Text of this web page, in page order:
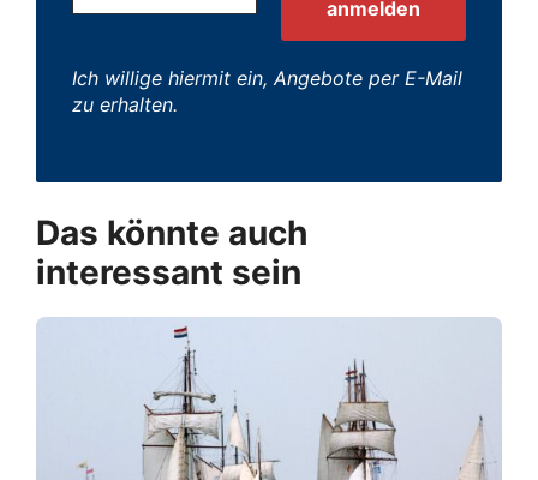
Ich willige hiermit ein, Angebote per E-Mail
zu erhalten.
Das könnte auch
interessant sein